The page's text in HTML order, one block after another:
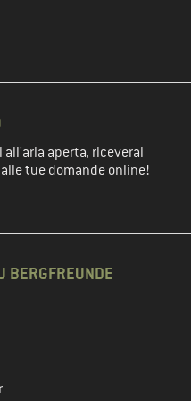
all'aria aperta, riceverai
tue domande online!
BERGFREUNDE